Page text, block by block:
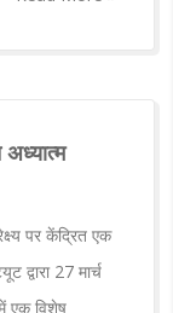
पर केंद्रित एक
द्वारा 27 मार्च
एक विशेष